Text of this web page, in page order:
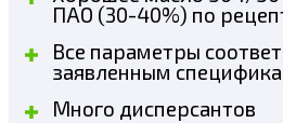
ПАО (30-40%) по
Все параметры
заявленным
Много дисперсантов